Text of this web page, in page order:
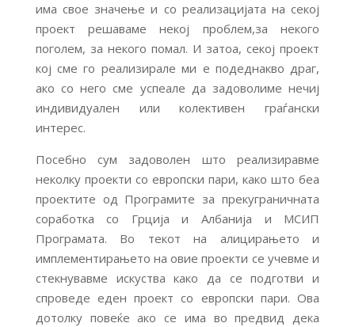
има свое значење и со реализацијата на секој
проект решаваме некој проблем,за некого
поголем, за некого помал. И затоа, секој проект
кој сме го реализирале ми е подеднакво драг,
ако со него сме успеале да задоволиме нечиј
индивидуален или колективен граѓански
интерес.
Посебно сум задоволен што реализиравме
неколку проекти со европски пари, како што беа
проектите од Програмите за прекуграничната
соработка со Грција и Албанија и МСИП
Програмата. Во текот на алицирањето и
имплементирањето на овие проекти се учевме и
стекнувавме искуства како да се подготви и
спроведе еден проект со европски пари. Ова
дотолку повеќе ако се има во предвид дека